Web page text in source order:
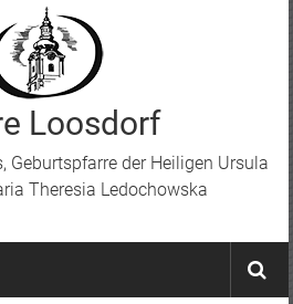
Loosdorf
Geburtspfarre der Heiligen Ursula
Theresia Ledochowska